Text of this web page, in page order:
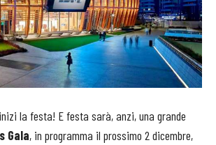
la festa! E festa sarà, anzi, una grande
Gala, in programma il prossimo 2 dicembre,